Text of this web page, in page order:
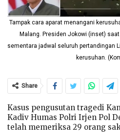
Tampak cara aparat menangani
Malang. Presiden Jokowi (inset)
sementara jadwal seluruh pertandingan
kerusuhan.
Share
Kasus pengusutan tragedi
Kadiv Humas Polri Irjen Pol
telah memeriksa 29 orang